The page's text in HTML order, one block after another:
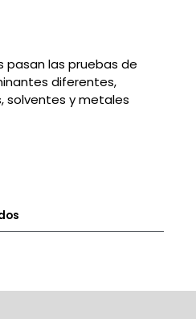
pasan las pruebas de
diferentes,
solventes y metales